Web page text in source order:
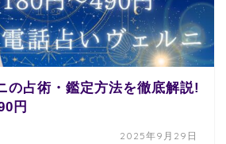
の占術・鑑定方法を徹底解説!
円
2025年9月29日